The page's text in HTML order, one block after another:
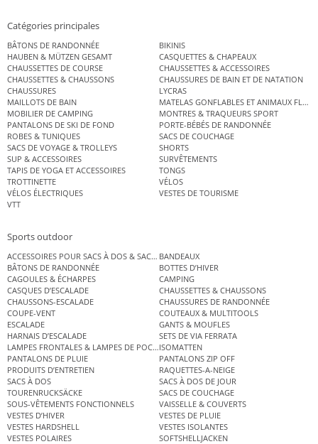
Catégories principales
BÂTONS DE RANDONNÉE
BIKINIS
HAUBEN & MÜTZEN GESAMT
CASQUETTES & CHAPEAUX
CHAUSSETTES DE COURSE
CHAUSSETTES & ACCESSOIRES
CHAUSSETTES & CHAUSSONS
CHAUSSURES DE BAIN ET DE NATATION
CHAUSSURES
LYCRAS
MAILLOTS DE BAIN
MATELAS GONFLABLES ET ANIMAUX
MOBILIER DE CAMPING
MONTRES & TRAQUEURS SPORT
PANTALONS DE SKI DE FOND
PORTE-BÉBÉS DE RANDONNÉE
ROBES & TUNIQUES
SACS DE COUCHAGE
SACS DE VOYAGE & TROLLEYS
SHORTS
SUP & ACCESSOIRES
SURVÊTEMENTS
TAPIS DE YOGA ET ACCESSOIRES
TONGS
TROTTINETTE
VÉLOS
VÉLOS ÉLECTRIQUES
VESTES DE TOURISME
VTT
Sports outdoor
ACCESSOIRES POUR SACS À DOS & SACS ÉTANCHES
BANDEAUX
BÂTONS DE RANDONNÉE
BOTTES D’HIVER
CAGOULES & ÉCHARPES
CAMPING
CASQUES D’ESCALADE
CHAUSSETTES & CHAUSSONS
CHAUSSONS-ESCALADE
CHAUSSURES DE RANDONNÉE
COUPE-VENT
COUTEAUX & MULTITOOLS
ESCALADE
GANTS & MOUFLES
HARNAIS D’ESCALADE
SETS DE VIA FERRATA
LAMPES FRONTALES & LAMPES DE POCHEISOMATTEN
PANTALONS DE PLUIE
PANTALONS ZIP OFF
PRODUITS D’ENTRETIEN
RAQUETTES-A-NEIGE
SACS À DOS
SACS À DOS DE JOUR
TOURENRUCKSÄCKE
SACS DE COUCHAGE
SOUS-VÊTEMENTS FONCTIONNELS
VAISSELLE & COUVERTS
VESTES D’HIVER
VESTES DE PLUIE
VESTES HARDSHELL
VESTES ISOLANTES
VESTES POLAIRES
SOFTSHELLJACKEN